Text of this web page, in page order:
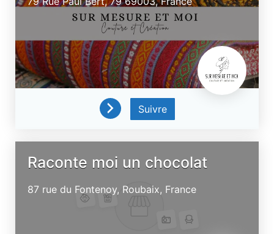
Suivre
Raconte moi un chocolat
87 rue du Fontenoy, Roubaix, France